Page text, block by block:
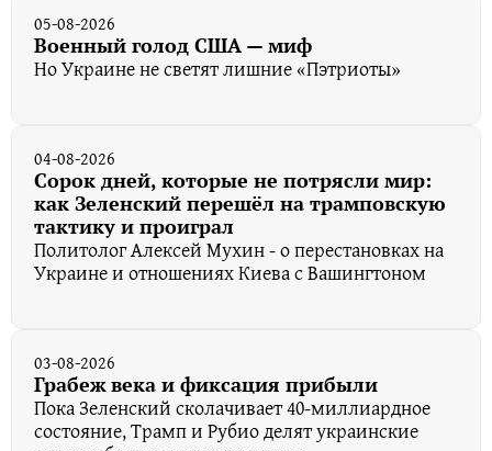
05-08-2026
Военный голод США — миф
Но Украине не светят лишние «Пэтриоты»
04-08-2026
Сорок дней, которые не потрясли мир:
как Зеленский перешёл на трамповскую
тактику и проиграл
Политолог Алексей Мухин - о перестановках на
Украине и отношениях Киева с Вашингтоном
03-08-2026
Грабеж века и фиксация прибыли
Пока Зеленский сколачивает 40-миллиардное
состояние, Трамп и Рубио делят украинские